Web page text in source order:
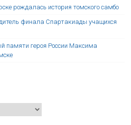
рождалась история томского самбо
финала Спартакиады учащихся
памяти героя России Максима